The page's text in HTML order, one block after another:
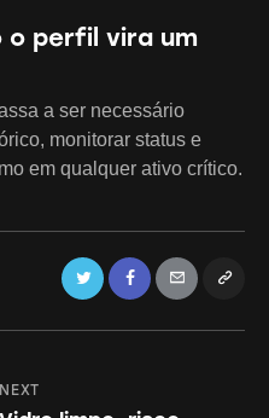
o perfil vira um
a ser necessário
monitorar status e
em qualquer ativo crítico.
Twitter FacebookEmail Copy
NEXT